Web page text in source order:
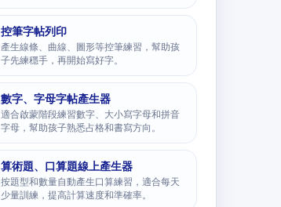
控筆字帖列印
產生線條、曲線、圖形等控筆練習，幫助孩
子先練穩手，再開始寫好字。
數字、字母字帖產生器
適合啟蒙階段練習數字、大小寫字母和拼音
字母，幫助孩子熟悉占格和書寫方向。
算術題、口算題線上產生器
按題型和數量自動產生口算練習，適合每天
少量訓練，提高計算速度和準確率。